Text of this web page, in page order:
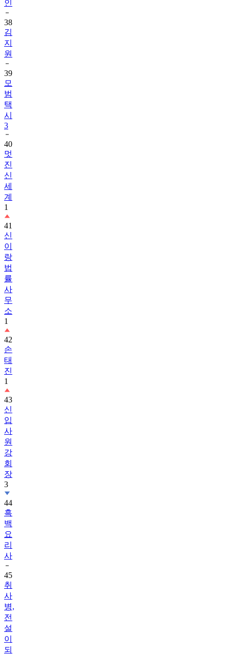
인
38
김
지
원
39
모
범
택
시
3
40
멋
진
신
세
계
1
41
신
이
랑
법
률
사
무
소
1
42
손
태
진
1
43
신
입
사
원
강
회
장
3
44
흑
백
요
리
사
45
취
사
병,
전
설
이
되